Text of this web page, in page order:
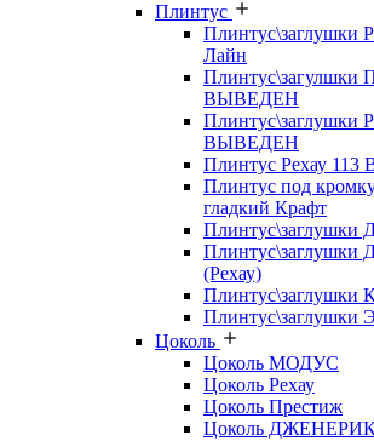
Плинтус
Плинтус\заглушки
Лайн
Плинтус\загулшки
ВЫВЕДЕН
Плинтус\заглушки
ВЫВЕДЕН
Плинтус Рехау
Плинтус под
гладкий Крафт
(Рехау)
Плинтус\заглушки
Цоколь
Цоколь МОДУС
Цоколь Рехау
Цоколь Престиж
Цоколь